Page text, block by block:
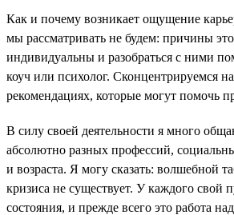
Как и почему возникает ощущение
мы рассматривать не будем: причины
индивидуальны и разобраться с ними
коуч или психолог. Сконцентрируемся
рекомендациях, которые могут помочь
В силу своей деятельности я много
абсолютно разных профессий,
и возраста. Я могу сказать: волшебной
кризиса не существует. У каждого свой
состояния, и прежде всего это работа